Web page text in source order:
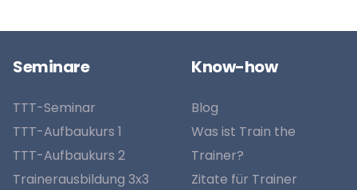
Seminare
TTT-Seminar
TTT-Aufbaukurs 1
TTT-Aufbaukurs 2
Trainerausbildung 3x3
Know-how
Blog
Was ist Train the
Trainer?
Zitate für Trainer